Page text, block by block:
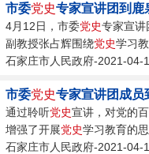
市委党史专家宣讲团到鹿
4月12日，市委党史专家宣讲
副教授张占辉围绕党史学习
石家庄市人民政府-2021-04-
市委党史专家宣讲团成员
通过聆听党史宣讲，对党的
增强了开展党史学习教育的
石家庄市人民政府-2021-04-